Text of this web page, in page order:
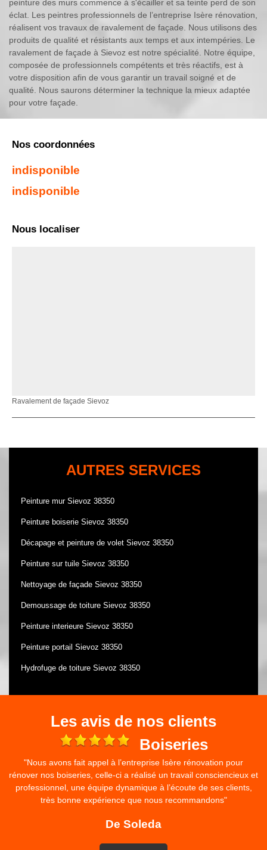
peinture des murs commence à s'écailler et sa teinte perd de son
éclat. Les peintres professionnels de l’entreprise Isère rénovation,
réalisent vos travaux de ravalement de façade. Nous utilisons des
produits de qualité et résistants aux temps et aux intempéries. Le
ravalement de façade à Sievoz est notre spécialité. Notre équipe,
composée de professionnels compétents et très réactifs, est à
votre disposition afin de vous garantir un travail soigné et de
qualité. Nous saurons déterminer la technique la mieux adaptée
pour votre façade.
Nos coordonnées
indisponible
indisponible
Nous localiser
Ravalement de façade Sievoz
AUTRES SERVICES
Peinture mur Sievoz 38350
Peinture boiserie Sievoz 38350
Décapage et peinture de volet Sievoz 38350
Peinture sur tuile Sievoz 38350
Nettoyage de façade Sievoz 38350
Demoussage de toiture Sievoz 38350
Peinture interieure Sievoz 38350
Peinture portail Sievoz 38350
Hydrofuge de toiture Sievoz 38350
Les avis de nos clients
Boiseries
"Nous avons fait appel à l’entreprise Isère rénovation pour
rénover nos boiseries, celle-ci a réalisé un travail consciencieux et
professionnel, une équipe dynamique à l’écoute de ses clients,
très bonne expérience que nous recommandons"
De Soleda